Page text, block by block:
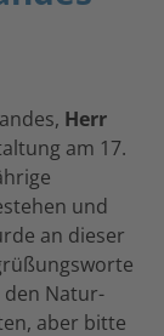
Herr
am 17.
und
an dieser
Natur-
aber bitte